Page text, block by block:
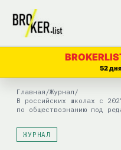
Перейти
содержимому
52 дня
Главная /Журнал /
В российских школах с
по обществознанию под
ЖУРНАЛ